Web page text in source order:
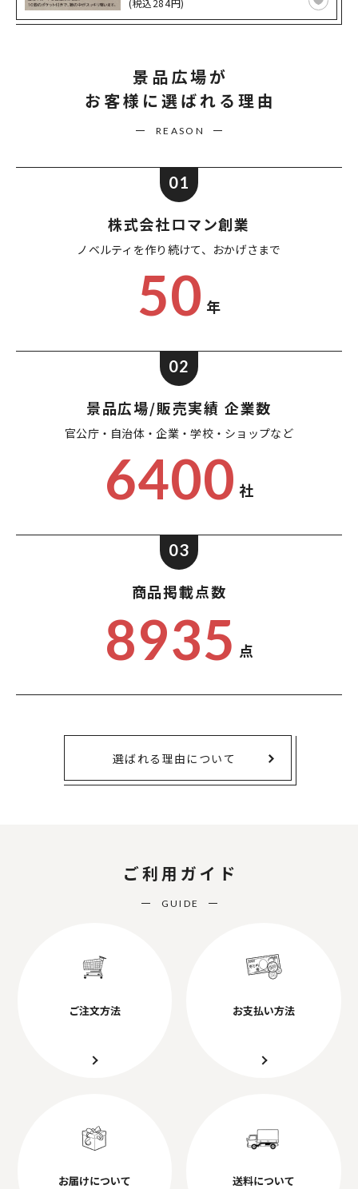
(税込284円)
景品広場が
お客様に選ばれる理由
REASON
01
株式会社ロマン創業
ノベルティを作り続けて、 おかげさまで
50 年
02
景品広場/販売実績 企業数
官公庁・自治体・企業・学校・ショップなど
6400 社
03
商品掲載点数
8935 点
選ばれる理由について
ご利用ガイド
GUIDE
ご注文方法 お支払い方法
お届けについて 送料について